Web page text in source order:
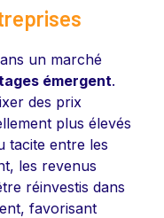
un marché
émergent.
des prix
plus élevés
tacite entre les
les revenus
réinvestis dans
favorisant